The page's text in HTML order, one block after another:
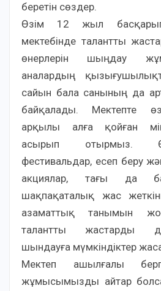
беретін сөздер.
Өзім 12 жыл
мектебінде талантты
өнерлерін шыңдау
аналардың
сайын бала санының да
байқалады. Мектепте өз
арқылы алға қойған
асырып отырмыз.
фестивальдар, есеп беру
акциялар, тағы да
шақпақаталық жас
азаматтық танымын
талантты жастарды
шындауға мүмкіндіктер
Мектеп ашылғалы
жұмысымызды айтар